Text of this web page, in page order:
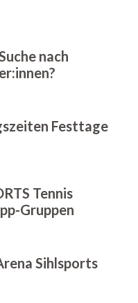
nach
Festtage
Tennis
Gruppen
Sihlsports